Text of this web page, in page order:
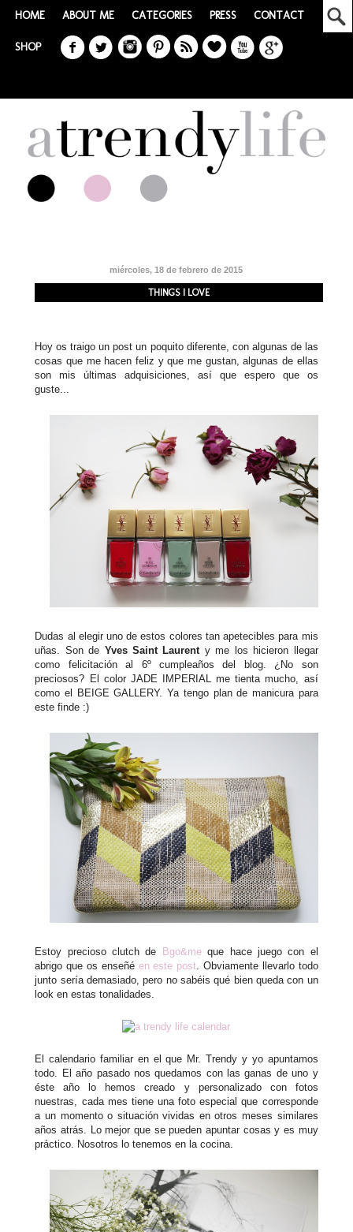
HOME ABOUT ME CATEGORIES PRESS CONTACT
SHOP
miércoles, 18 de febrero de 2015
THINGS I LOVE
Hoy os traigo un post un poquito diferente, con algunas de las
cosas que me hacen feliz y que me gustan, algunas de ellas
son mis últimas adquisiciones, así que espero que os
guste...
Dudas al elegir uno de estos colores tan apetecibles para mis
uñas. Son de Yves Saint Laurent y me los hicieron llegar
como felicitación al 6º cumpleaños del blog. ¿No son
preciosos? El color JADE IMPERIAL me tienta mucho, así
como el BEIGE GALLERY. Ya tengo plan de manicura para
este finde :)
Estoy precioso clutch de Bgo&meque hace juego con el
abrigo que os enseñé en este post . Obviamente llevarlo todo
junto sería demasiado, pero no sabéis qué bien queda con un
look en estas tonalidades.
El calendario familiar en el que Mr. Trendy y yo apuntamos
todo. El año pasado nos quedamos con las ganas de uno y
éste año lo hemos creado y personalizado con fotos
nuestras, cada mes tiene una foto especial que corresponde
a un momento o situación vividas en otros meses similares
años atrás. Lo mejor que se pueden apuntar cosas y es muy
práctico. Nosotros lo tenemos en la cocina.